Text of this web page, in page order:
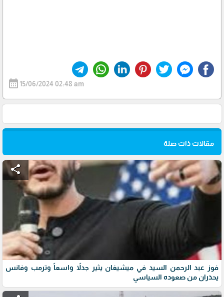
calendar_month 15/06/2024 02:48 am
مقالات ذات صلة
share
فوز عبد الرحمن السيد في ميشيغان يثير جدلاً واسعاً وترمب وفانس
يحذران من صعوده السياسي